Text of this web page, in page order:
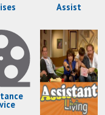
Assist